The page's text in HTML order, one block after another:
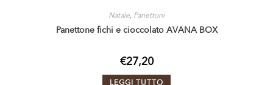
Natale, Panettoni
Panettone fichi e cioccolato AVANA BOX
€27,20
LEGGI TUTTO